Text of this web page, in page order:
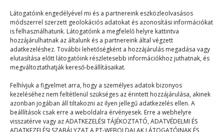
Látogatóink engedélyével mi és a partnereink eszközleolvasásos
módszerrel szerzett geolokációs adatokat és azonosítási információkat
is felhasználhatunk. Látogatóink a megfelelő helyre kattintva
hozzájárulhatnak az általunk és a partnereink által végzett
adatkezeléshez. További lehetőségként a hozzájárulás megadása vagy
elutasítása előtt látogatóink részletesebb információkhoz juthatnak, és
megváltoztathatják kereső-beállításaikat.
Felhívjuk a figyelmet arra, hogy a személyes adatok bizonyos
kezeléséhez nem feltétlenül szükséges az érintett hozzájárulása, akinek
azonban jogában áll tiltakozni az ilyen jellegű adatkezelés ellen. A
beállítások csak erre a weboldalra érvényesek. Erre a webhelyre
visszatérve vagy az ADATKEZELÉSI TÁJÉKOZTATÓ, ADATVÉDELMI ÉS
ADATKEZELÉSI SZABÁLYZAT A PT-WEBOLDALAK LÁTOGATÓINAK ÉS
© 2023–2026
Navigáció
Főoldal